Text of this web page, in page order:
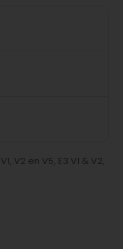
V2 en V5, E3 V1 & V2,